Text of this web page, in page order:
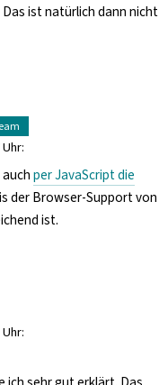
ist natürlich dann nicht
auchper JavaScript die
der Browser-Support von
ist.